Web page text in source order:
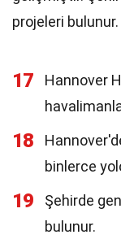
projeleri bulunur.
17
Hannover
18
binlerce
19
Şehirde
bulunur.